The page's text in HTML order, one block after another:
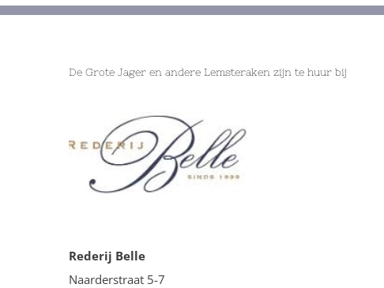
De Grote Jager en andere Lemsteraken zijn te huur bij
Rederij Belle
Naarderstraat 5-7